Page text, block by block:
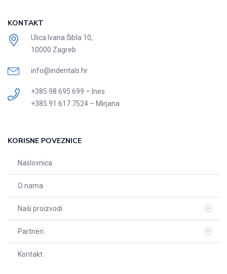
KONTAKT
Ulica Ivana Šibla 10,
10000 Zagreb
info@indentals.hr
+385 98 695 699 – Ines
+385 91 617 7524 – Mirjana
KORISNE POVEZNICE
Naslovnica
O nama
Naši proizvodi
Partneri
Kontakt